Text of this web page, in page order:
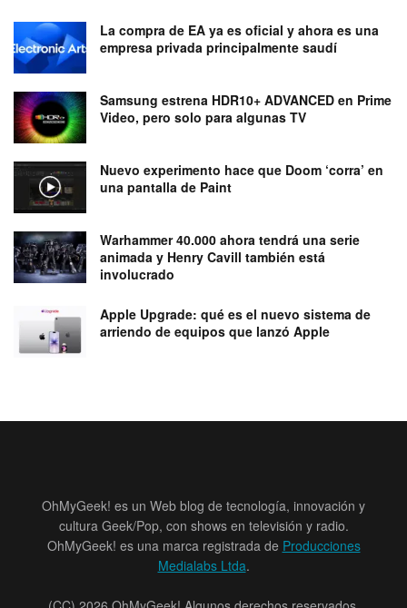
La compra de EA ya es oficial y ahora es una
empresa privada principalmente saudí
Samsung estrena HDR10+ ADVANCED en Prime
Video, pero solo para algunas TV
Nuevo experimento hace que Doom ‘corra’ en
una pantalla de Paint
Warhammer 40.000 ahora tendrá una serie
animada y Henry Cavill también está
involucrado
Apple Upgrade: qué es el nuevo sistema de
arriendo de equipos que lanzó Apple
OhMyGeek! es un Web blog de tecnología, innovación y
cultura Geek/Pop, con shows en televisión y radio.
OhMyGeek! es una marca registrada de Producciones
Medialabs Ltda.